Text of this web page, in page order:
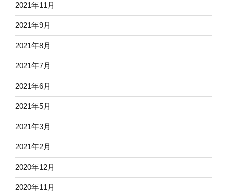
2021年11月
2021年9月
2021年8月
2021年7月
2021年6月
2021年5月
2021年3月
2021年2月
2020年12月
2020年11月